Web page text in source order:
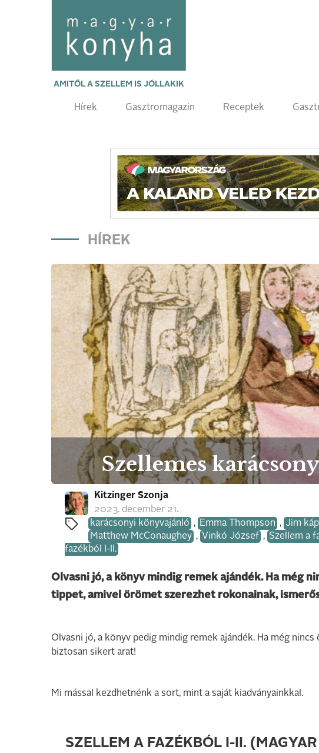
AMITŐL A SZELLEM IS JÓLLAKIK
Hírek Gasztromagazin Receptek
HÍREK
Szellemes
Kitzinger Szonja
2023. december 21.
karácsonyi könyvajánló , Emma Thompson , Jim
Matthew McConaughey , Vinkó József , Szellem a
fazékból I-II.
Olvasni jó, a könyv mindig remek ajándék. Ha még
tippet, amivel örömet szerezhet rokonainak,
Olvasni jó, a könyv pedig mindig remek ajándék. Ha még
biztosan sikert arat!
Mi mással kezdhetnénk a sort, mint a saját kiadványainkkal.
SZELLEM A FAZÉKBÓL I-II.